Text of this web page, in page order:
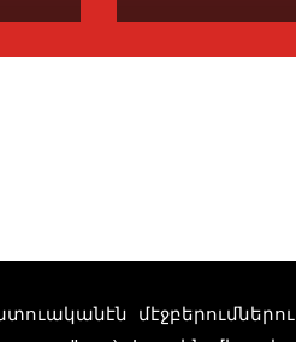
մէջբերումներու